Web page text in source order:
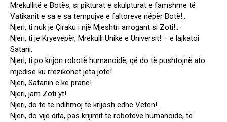
Mrekullitë e Botës, si pikturat e skulpturat e famshme të
Vatikanit e sa e sa tempujve e faltoreve nëpër Botë!…
Njeri, ti nuk je Çiraku i një Mjeshtri arrogant si Zoti!…
Njeri, ti je Kryevepër, Mrekulli Unike e Universit! – e lajkatoi
Satani.
Njeri, ti po krijon robotë humanoidë, që do të pushtojnë ato
mjedise ku rrezikohet jeta jote!
Njeri, Satanin e ke pranë!
Njeri, jam Zoti yt!
Njeri, do të të ndihmoj të krijosh edhe Veten!…
Njeri, do vijë dita, pas krijimit të robotëve humanoidë, të